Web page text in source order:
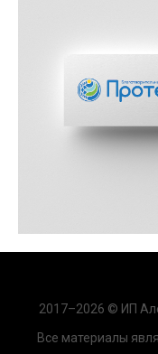
2017–2026 © ИП
Все материалы